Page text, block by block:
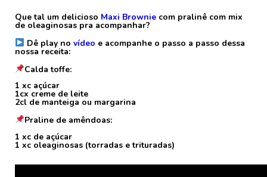
Que tal um delicioso Maxi Brownie com pralinê com mix
de oleaginosas pra acompanhar?
Dê play no vídeo e acompanhe o passo a passo dessa
nossa receita:
Calda toffe:
1 xc açúcar
1cx creme de leite
2cl de manteiga ou margarina
Praline de amêndoas:
1 xc de açúcar
1 xc oleaginosas (torradas e trituradas)